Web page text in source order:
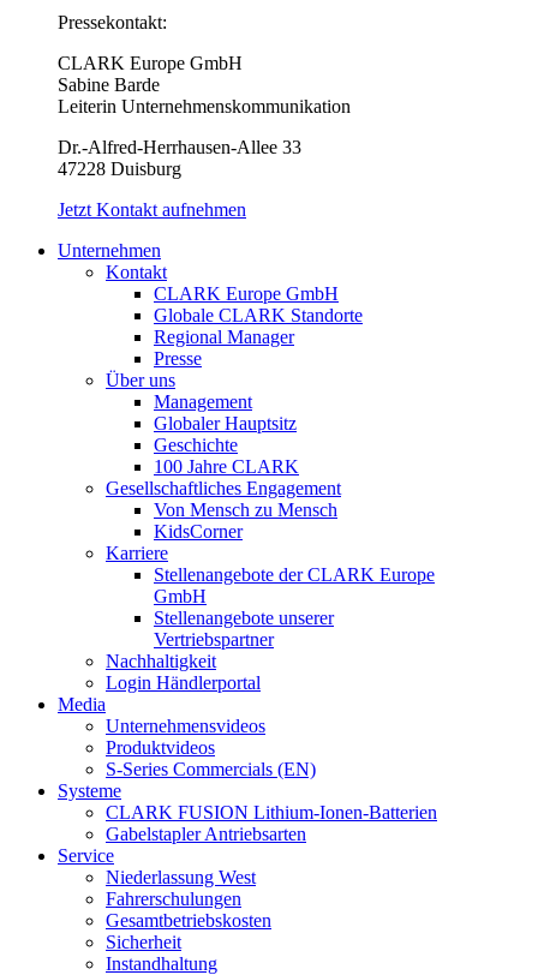
Pressekontakt:
CLARK Europe GmbH
Sabine Barde
Leiterin Unternehmenskommunikation
Dr.-Alfred-Herrhausen-Allee 33
47228 Duisburg
Jetzt Kontakt aufnehmen
Unternehmen
Kontakt
CLARK Europe GmbH
Globale CLARK Standorte
Regional Manager
Presse
Über uns
Management
Globaler Hauptsitz
Geschichte
100 Jahre CLARK
Gesellschaftliches Engagement
Von Mensch zu Mensch
KidsCorner
Karriere
Stellenangebote der CLARK Europe
GmbH
Stellenangebote unserer
Vertriebspartner
Nachhaltigkeit
Login Händlerportal
Media
Unternehmensvideos
Produktvideos
S-Series Commercials (EN)
Systeme
CLARK FUSION Lithium-Ionen-Batterien
Gabelstapler Antriebsarten
Service
Niederlassung West
Fahrerschulungen
Gesamtbetriebskosten
Sicherheit
Instandhaltung